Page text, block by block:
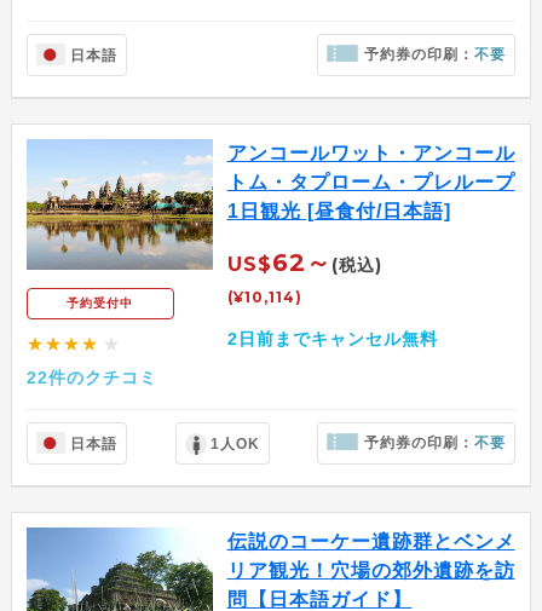
日本語 予約券の印刷：不要
予約受付中
★★★★ ★
22件のクチコミ
アンコールワット・アンコール
トム・タプローム・プレループ
1日観光 [昼食付/日本語]
US$62～ (税込)
(¥10,114)
2日前までキャンセル無料
日本語 1人OK 予約券の印刷：不要
伝説のコーケー遺跡群とベンメ
リア観光！穴場の郊外遺跡を訪
問【日本語ガイド】